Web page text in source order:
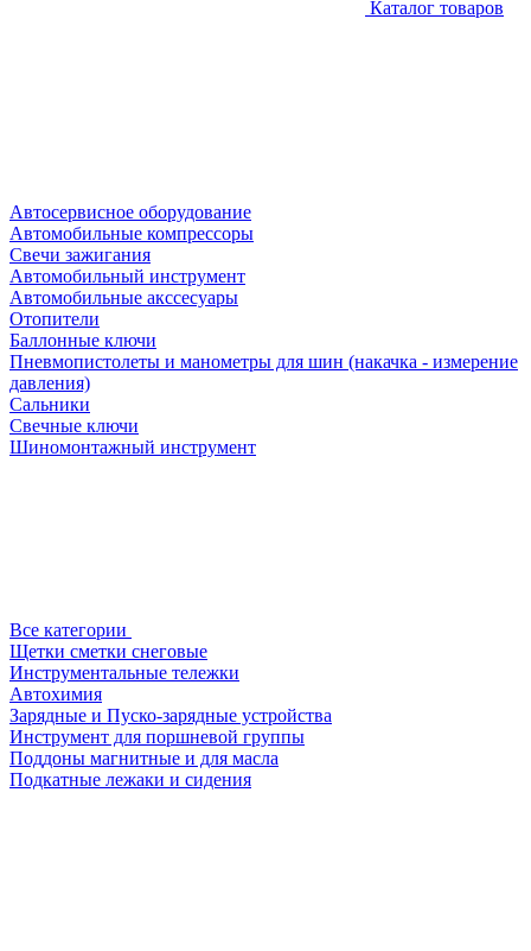
Каталог товаров
Автосервисное оборудование
Автомобильные компрессоры
Свечи зажигания
Автомобильный инструмент
Автомобильные акссесуары
Отопители
Баллонные ключи
Пневмопистолеты и манометры для шин (накачка - измерение
давления)
Сальники
Свечные ключи
Шиномонтажный инструмент
Все категории
Щетки сметки снеговые
Инструментальные тележки
Автохимия
Зарядные и Пуско-зарядные устройства
Инструмент для поршневой группы
Поддоны магнитные и для масла
Подкатные лежаки и сидения